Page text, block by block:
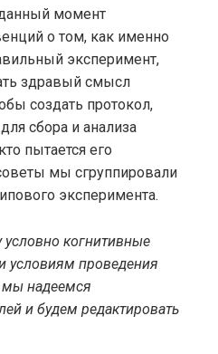
данный момент
о том, как именно
эксперимент,
здравый смысл
создать протокол,
сбора и анализа
пытается его
мы сгруппировали
эксперимента.
когнитивные
условиям проведения
надеемся
и будем редактировать